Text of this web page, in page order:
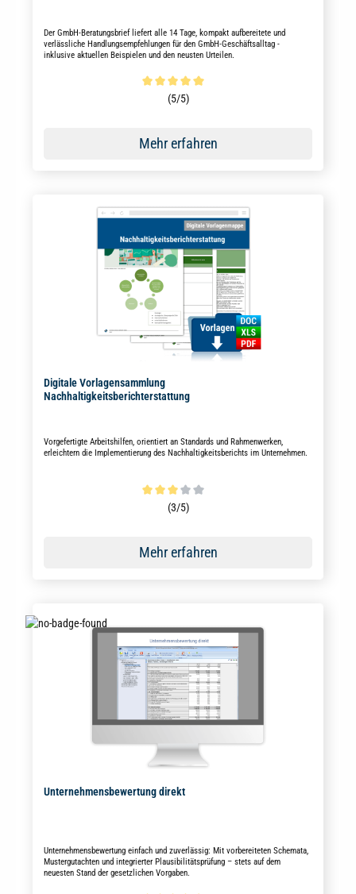
Der GmbH-Beratungsbrief liefert alle 14 Tage, kompakt aufbereitete und
verlässliche Handlungsempfehlungen für den GmbH-Geschäftsalltag -
inklusive aktuellen Beispielen und den neusten Urteilen.
Durchschnittliche Bewertung von 5 von 5 Sternen
(5/5)
Mehr erfahren
Digitale Vorlagensammlung
Nachhaltigkeitsberichterstattung
Vorgefertigte Arbeitshilfen, orientiert an Standards und Rahmenwerken,
erleichtern die Implementierung des Nachhaltigkeitsberichts im Unternehmen.
Durchschnittliche Bewertung von 3 von 5 Sternen
(3/5)
Mehr erfahren
Unternehmensbewertung direkt
Unternehmensbewertung einfach und zuverlässig: Mit vorbereiteten Schemata,
Mustergutachten und integrierter Plausibilitätsprüfung – stets auf dem
neuesten Stand der gesetzlichen Vorgaben.